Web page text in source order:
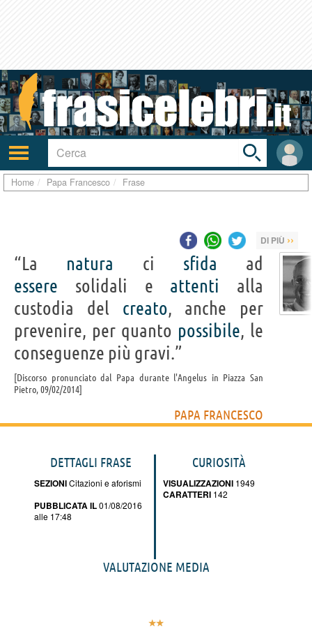
Attiva/disattiva
navigazione
User
area
Toggle
search
bar
Home Papa Francesco Frase
DI PIÙ ››
“La natura ci sfida ad
essere solidali e attenti alla
custodia del creato, anche per
prevenire, per quanto possibile, le
conseguenze più gravi.”
Discorso pronunciato dal Papa durante l'Angelus in Piazza San
Pietro, 09/02/2014
PAPA FRANCESCO
DETTAGLI FRASE
SEZIONICitazioni e aforismi
PUBBLICATA IL01/08/2016
alle 17:48
CURIOSITÀ
VISUALIZZAZIONI 1949
CARATTERI 142
VALUTAZIONE MEDIA